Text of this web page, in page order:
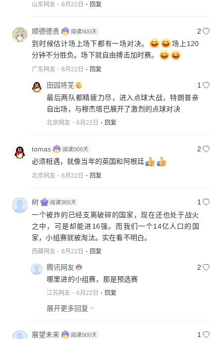
山东网友 6月22日 回复
顺德德贵
2
到时候估计场上场下都有一场对决。
场上120
分钟不分胜负。场下就自由搏击加时赛。
广东网友 6月22日 回复
田园将芜
1
最后两队都精疲力尽，进入点球大战，特朗普亲
自出场，与穆杰塔巴展开了激烈的点球对决
北京网友 6月22日 回复
tomas
2
必须相遇，就像当年的英国和阿根廷
北京网友 6月22日 回复
树
1
一个被炸的已经支离破碎的国家，现在还也处于战火
之中，可是却能进16强。而我们一个14亿人口的国
家，小组赛就被淘汰。实在看不明白。
西藏网友 6月22日 回复
腾讯网友
2
哪里进的小组赛，那是预选赛
江苏网友 6月22日 回复
展开更多回复
展望未来
1